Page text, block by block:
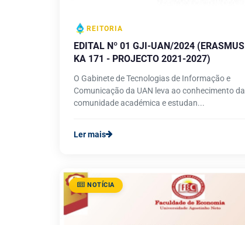
REITORIA
EDITAL Nº 01 GJI-UAN/2024 (ERASMUS +
KA 171 - PROJECTO 2021-2027)
O Gabinete de Tecnologias de Informação e
Comunicação da UAN leva ao conhecimento da
comunidade académica e estudan...
Ler mais
NOTÍCIA